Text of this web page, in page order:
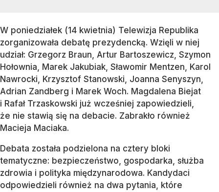
W poniedziałek (14 kwietnia) Telewizja Republika
zorganizowała debatę prezydencką. Wzięli w niej
udział: Grzegorz Braun, Artur Bartoszewicz, Szymon
Hołownia, Marek Jakubiak, Sławomir Mentzen, Karol
Nawrocki, Krzysztof Stanowski, Joanna Senyszyn,
Adrian Zandberg i Marek Woch. Magdalena Biejat
i Rafał Trzaskowski już wcześniej zapowiedzieli,
że nie stawią się na debacie. Zabrakło również
Macieja Maciaka.
Debata została podzielona na cztery bloki
tematyczne: bezpieczeństwo, gospodarka, służba
zdrowia i polityka międzynarodowa. Kandydaci
odpowiedzieli również na dwa pytania, które